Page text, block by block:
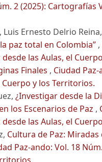
2 (2025): Cartografías
Ernesto Delrio Reina,
paz total en Colombia” ,
las Aulas, el
Finales , Ciudad
Cuerpo y los Territorios.
¿Investigar desde la
los Escenarios de Paz ,
las Aulas, el
Cultura de Paz:
Paz-ando: Vol. 18